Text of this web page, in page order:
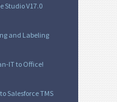
Studio V17.0
and Labeling
IT to Office!
Salesforce TMS